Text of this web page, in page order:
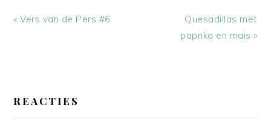
Vorig
« Vers van de Pers #6
Volgend
bericht:
Quesadillas met
paprika en mais »
INTERACTIES
REACTIES